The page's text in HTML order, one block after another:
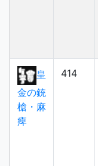
皇
金の銃
槍・麻
痺
414